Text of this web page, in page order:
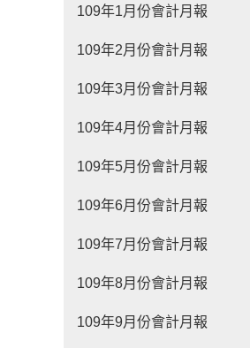
109年1月份會計月報
109年2月份會計月報
109年3月份會計月報
109年4月份會計月報
109年5月份會計月報
109年6月份會計月報
109年7月份會計月報
109年8月份會計月報
109年9月份會計月報